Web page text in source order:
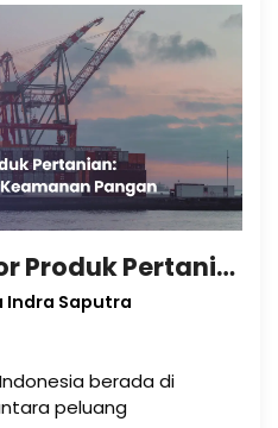
Tantangan Ekspor Produk Pertanian: Menghadapi Regulasi Keamanan Pangan Dunia
Indra Saputra
berada di
peluang